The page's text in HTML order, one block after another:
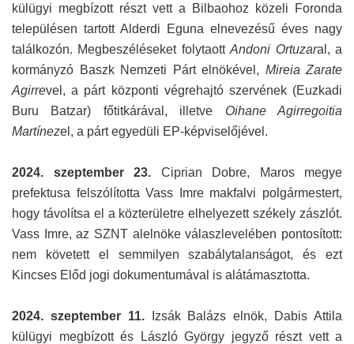
külügyi megbízott részt vett a Bilbaohoz közeli Foronda
településen tartott Alderdi Eguna elnevezésű éves nagy
találkozón. Megbeszéléseket folytaottAndoni Ortuzaral, a
kormányzó Baszk Nemzeti Párt elnökével, Mireia Zarate
Agirrevel, a párt központi végrehajtó szervének (Euzkadi
Buru Batzar) főtitkárával, illetve Oihane Agirregoitia
Martínezel, a párt egyedüli EP-képviselőjével.
2024. szeptember 23. Ciprian Dobre, Maros megye
prefektusa felszólította Vass Imre makfalvi polgármestert,
hogy távolítsa el a közterületre elhelyezett székely zászlót.
Vass Imre, az SZNT alelnöke válaszlevelében pontosított:
nem követett el semmilyen szabálytalanságot, és ezt
Kincses Előd jogi dokumentumával is alátámasztotta.
2024. szeptember 11.Izsák Balázs elnök, Dabis Attila
külügyi megbízott és László György jegyző részt vett a